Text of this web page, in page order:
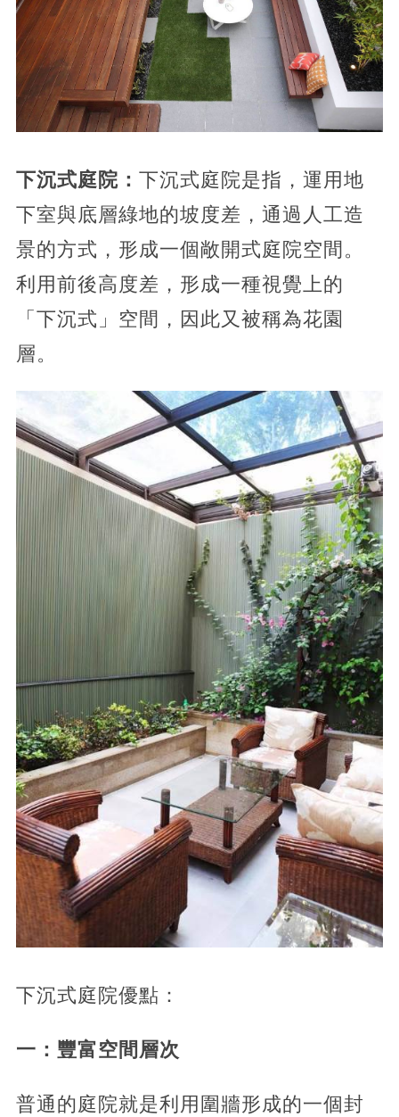
下沉式庭院： 下沉式庭院是指，運用地
下室與底層綠地的坡度差，通過人工造
景的方式，形成一個敞開式庭院空間。
利用前後高度差，形成一種視覺上的
「下沉式」空間，因此又被稱為花園
層。
下沉式庭院優點：
一：豐富空間層次
普通的庭院就是利用圍牆形成的一個封